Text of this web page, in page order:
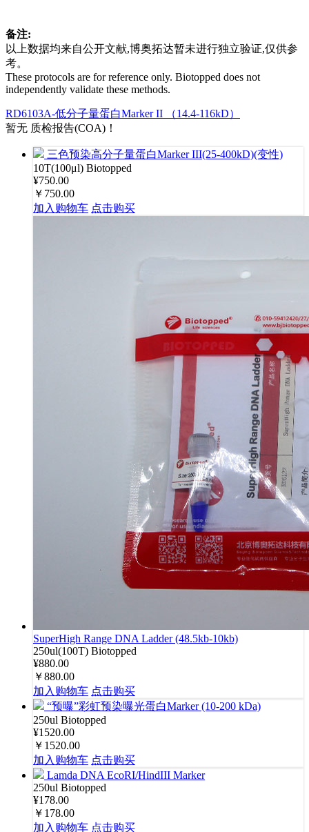
备注:
以上数据均来自公开文献,博奥拓达暂未进行独立验证,仅供参
考。
These protocols are for reference only. Biotopped does not
independently validate these methods.
RD6103A-低分子量蛋白Marker II （14.4-116kD）
暂无 质检报告(COA)！
三色预染高分子量蛋白Marker III(25-400kD)(变性)
10T(100μl) Biotopped
¥750.00
￥750.00
加入购物车 点击购买
SuperHigh Range DNA Ladder (48.5kb-10kb)
250ul(100T) Biotopped
¥880.00
￥880.00
加入购物车 点击购买
“预曝”彩虹预染曝光蛋白Marker (10-200 kDa)
250ul Biotopped
¥1520.00
￥1520.00
加入购物车 点击购买
Lamda DNA EcoRI/HindIII Marker
250ul Biotopped
¥178.00
￥178.00
加入购物车 点击购买